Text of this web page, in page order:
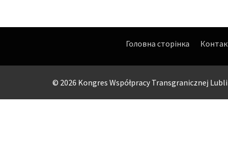
Головна сторінка
© 2026 Kongres Współpracy Transgranicznej